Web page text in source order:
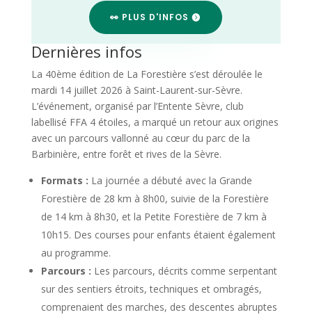
👀 PLUS D'INFOS
Dernières infos
La 40ème édition de La Forestière s’est déroulée le
mardi 14 juillet 2026 à Saint-Laurent-sur-Sèvre.
L’événement, organisé par l’Entente Sèvre, club
labellisé FFA 4 étoiles, a marqué un retour aux origines
avec un parcours vallonné au cœur du parc de la
Barbinière, entre forêt et rives de la Sèvre.
Formats : La journée a débuté avec la Grande
Forestière de 28 km à 8h00, suivie de la Forestière
de 14 km à 8h30, et la Petite Forestière de 7 km à
10h15. Des courses pour enfants étaient également
au programme.
Parcours : Les parcours, décrits comme serpentant
sur des sentiers étroits, techniques et ombragés,
comprenaient des marches, des descentes abruptes